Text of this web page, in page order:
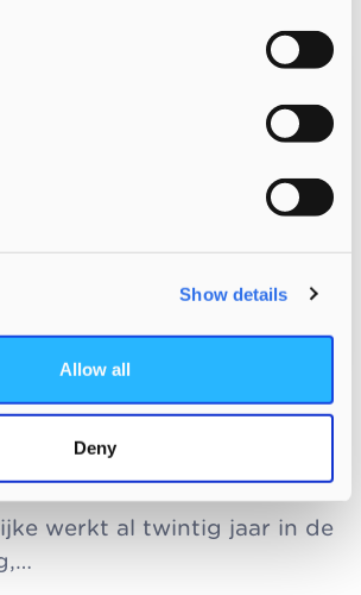
Show details
Allow all
Deny
uitdagingen en
bij Morgen’
werkt al twintig jaar in de